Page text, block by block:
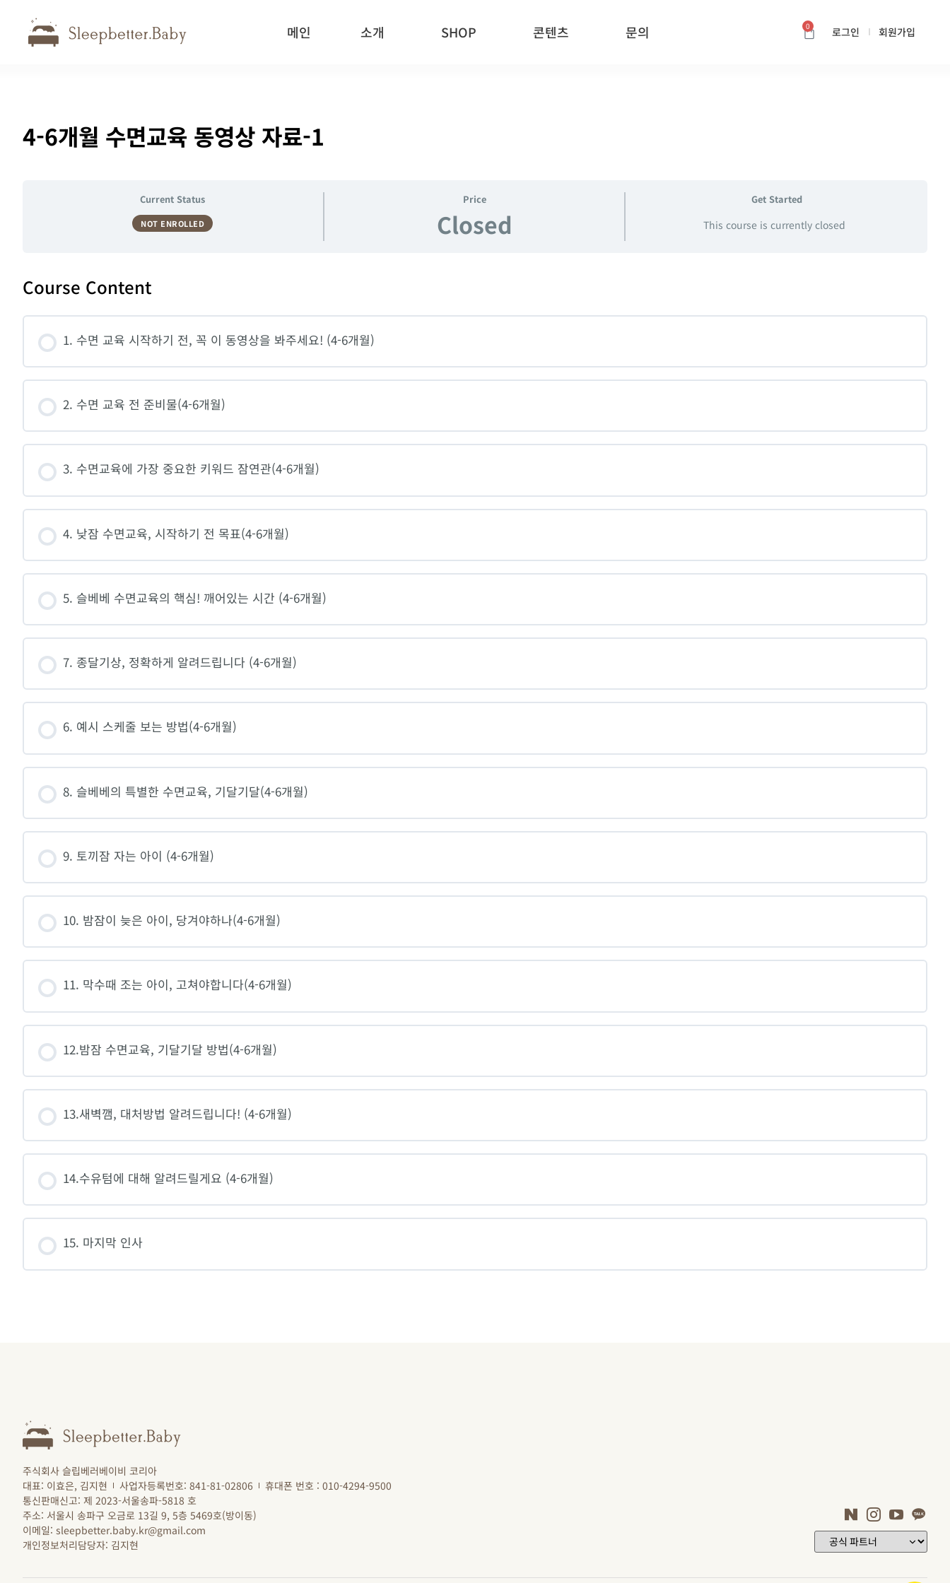
메인 소개 SHOP 콘텐츠 문의 0
카트 로그인 회원가입
4-6개월 수면교육 동영상 자료-1
Current Status
NOT ENROLLED
Price
Closed
Get Started
This course is currently closed
Course Content
1. 수면 교육 시작하기 전, 꼭 이 동영상을 봐주세요! (4-6개월)
2. 수면 교육 전 준비물(4-6개월)
3. 수면교육에 가장 중요한 키워드 잠연관(4-6개월)
4. 낮잠 수면교육, 시작하기 전 목표(4-6개월)
5. 슬베베 수면교육의 핵심! 깨어있는 시간 (4-6개월)
7. 종달기상, 정확하게 알려드립니다 (4-6개월)
6. 예시 스케줄 보는 방법(4-6개월)
8. 슬베베의 특별한 수면교육, 기달기달(4-6개월)
9. 토끼잠 자는 아이 (4-6개월)
10. 밤잠이 늦은 아이, 당겨야하나(4-6개월)
11. 막수때 조는 아이, 고쳐야합니다(4-6개월)
12.밤잠 수면교육, 기달기달 방법(4-6개월)
13.새벽깸, 대처방법 알려드립니다! (4-6개월)
14.수유텀에 대해 알려드릴게요 (4-6개월)
15. 마지막 인사
주식회사 슬립베러베이비 코리아
대표: 이효은, 김지현
사업자등록번호: 841-81-02806
휴대폰 번호 : 010-4294-9500
통신판매신고: 제 2023-서울송파-5818 호
주소: 서울시 송파구 오금로 13길 9, 5층 5469호(방이동)
이메일: sleepbetter.baby.kr@gmail.com
개인정보처리담당자: 김지현